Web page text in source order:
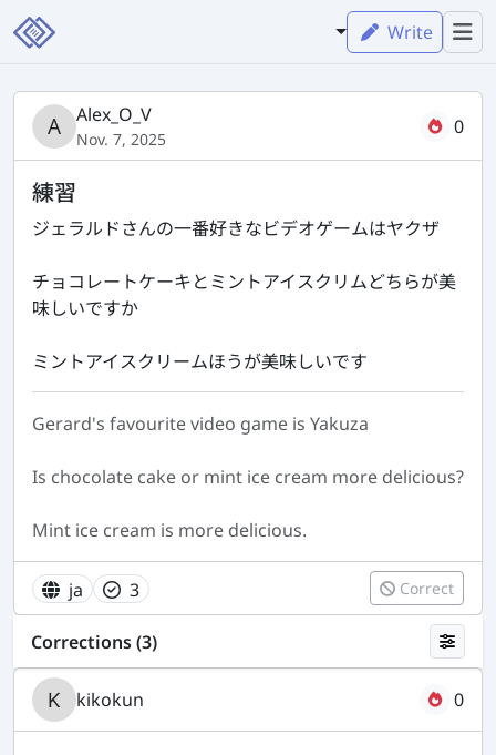
Write
Alex_O_V
Nov. 7, 2025
0
練習
ジェラルドさんの一番好きなビデオゲームはヤクザ
チョコレートケーキとミントアイスクリムどちらが美
味しいですか
ミントアイスクリームほうが美味しいです
Gerard's favourite video game is Yakuza
Is chocolate cake or mint ice cream more delicious?
Mint ice cream is more delicious.
ja 3 Correct
Corrections (3)
kikokun 0